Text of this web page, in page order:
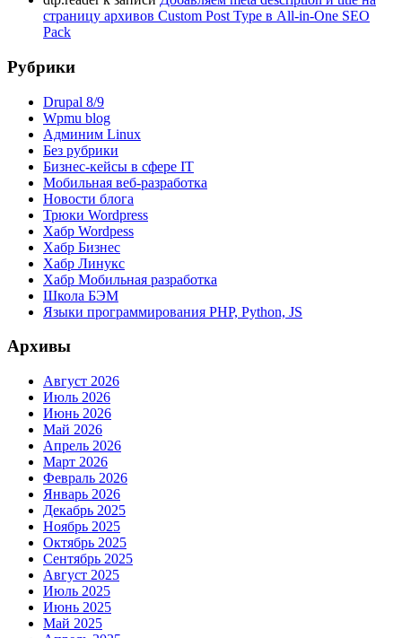
страницу архивов Custom Post Type в All-in-One SEO
Pack
Рубрики
Drupal 8/9
Wpmu blog
Админим Linux
Без рубрики
Бизнес-кейсы в сфере IT
Мобильная веб-разработка
Новости блога
Трюки Wordpress
Хабр Wordpess
Хабр Бизнес
Хабр Линукс
Хабр Мобильная разработка
Школа БЭМ
Языки программирования PHP, Python, JS
Архивы
Август 2026
Июль 2026
Июнь 2026
Май 2026
Апрель 2026
Март 2026
Февраль 2026
Январь 2026
Декабрь 2025
Ноябрь 2025
Октябрь 2025
Сентябрь 2025
Август 2025
Июль 2025
Июнь 2025
Май 2025